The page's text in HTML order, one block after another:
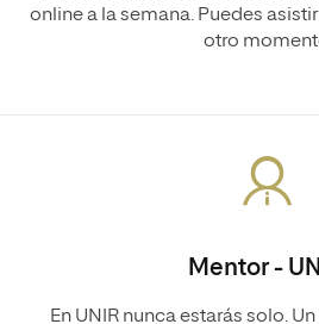
online a la semana. Puedes
otro
Mentor -
En UNIR nunca estarás solo.